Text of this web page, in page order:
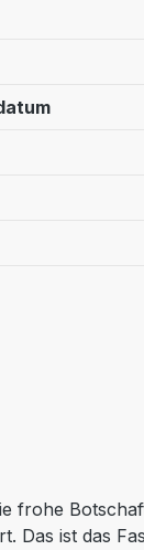
frohe
Das ist das